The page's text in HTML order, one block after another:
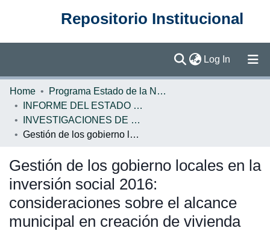
Repositorio Institucional
Log In (current)
Communities & Collections
Statistics
Home
Programa Estado de la Nación (PEN)
INFORME DEL ESTADO DE LA NACION
INVESTIGACIONES DE BASE EN
Gestión de los gobierno locales en la inversión social 2016: consideraciones sobre el alcance municipal en creación de vivienda
Gestión de los gobierno locales en la
inversión social 2016:
consideraciones sobre el alcance
municipal en creación de vivienda